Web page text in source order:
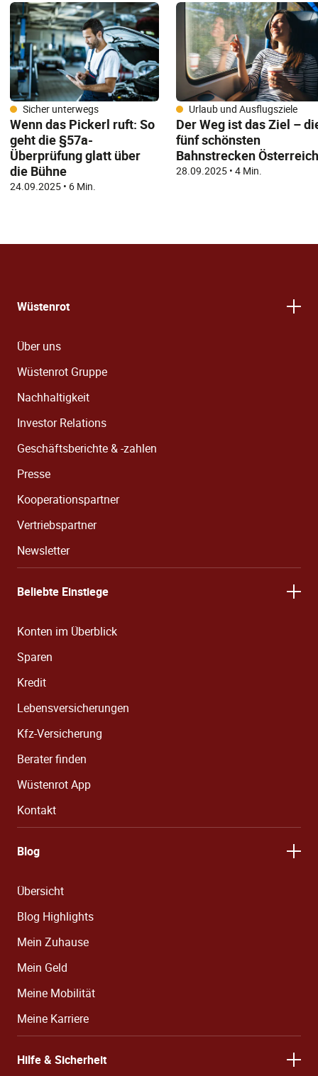
Sicher unterwegs
Wenn das Pickerl ruft: So
geht die §57a-
Überprüfung glatt über
die Bühne
24.09.2025• 6 Min.
Urlaub und Ausflugsziele
Der Weg ist das Ziel –
fünf schönsten
Bahnstrecken
28.09.2025 • 4 Min.
Wüstenrot
Über uns
Wüstenrot Gruppe
Nachhaltigkeit
Investor Relations
Geschäftsberichte & -zahlen
Presse
Kooperationspartner
Vertriebspartner
Newsletter
Beliebte Einstiege
Konten im Überblick
Sparen
Kredit
Lebensversicherungen
Kfz-Versicherung
Berater finden
Wüstenrot App
Kontakt
Blog
Übersicht
Blog Highlights
Mein Zuhause
Mein Geld
Meine Mobilität
Meine Karriere
Hilfe & Sicherheit